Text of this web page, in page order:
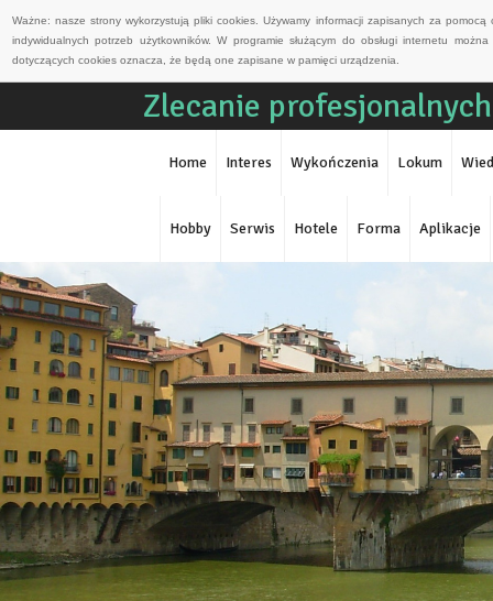
Ważne: nasze strony wykorzystują pliki cookies. Używamy informacji zapisanych za
indywidualnych potrzeb użytkowników. W programie służącym do obsługi internetu
dotyczących cookies oznacza, że będą one zapisane w pamięci urządzenia.
Zlecanie
Home Interes Wykończenia Lokum
Hobby Serwis Hotele Forma Aplikacje